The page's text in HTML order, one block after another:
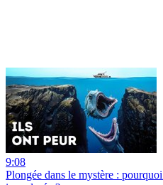
9:08
Plongée dans le mystère :